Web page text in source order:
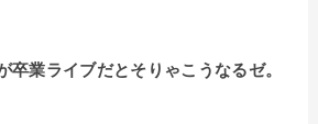
卒業ライブだとそりゃこうなるゼ。